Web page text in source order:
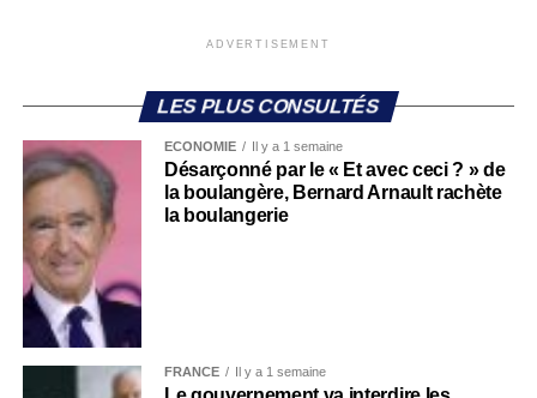
ADVERTISEMENT
LES PLUS CONSULTÉS
ECONOMIE Il y a 1 semaine
Désarçonné par le « Et avec ceci ? » de
la boulangère, Bernard Arnault rachète
la boulangerie
FRANCE Il y a 1 semaine